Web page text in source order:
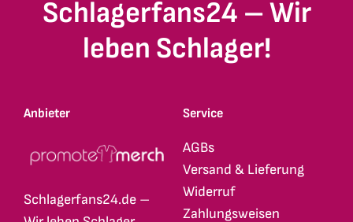
Schlagerfans24 – Wir
leben Schlager!
Anbieter
Schlagerfans24.de –
Service
AGBs
Versand & Lieferung
Widerruf
Zahlungsweisen